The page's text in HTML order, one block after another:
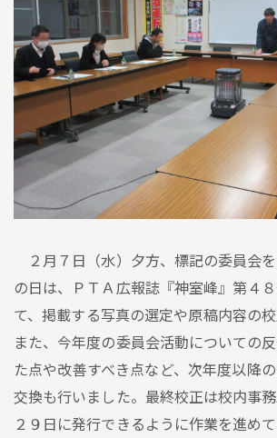
２月７日（水）夕方、標記の委員会
の日は、ＰＴＡ広報誌『神室峰』第４
て、掲載する写真の選定や原稿内容の校
また、今年度の委員会活動についての
た点や改善すべき点など、次年度以降
交換も行いました。最終校正は校内事
２９日に発行できるように作業を進め